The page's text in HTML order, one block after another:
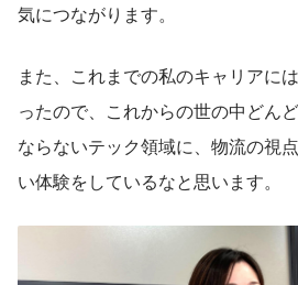
気につながります。
また、これまでの私のキャリアに
ったので、これからの世の中どん
ならないテック領域に、物流の視
い体験をしているなと思います。